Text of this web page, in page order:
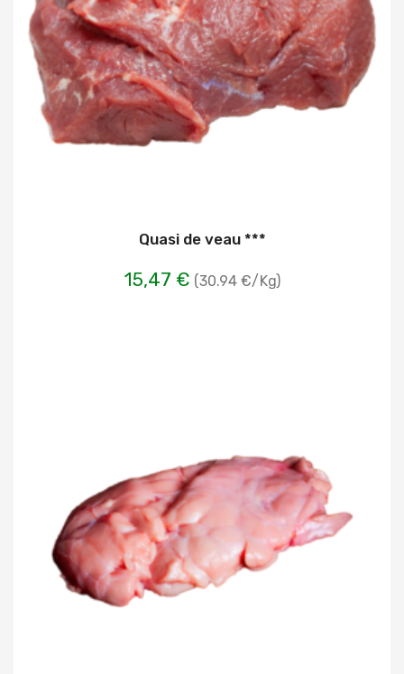
Quasi de veau ***
15,47 € (30.94 €/Kg)